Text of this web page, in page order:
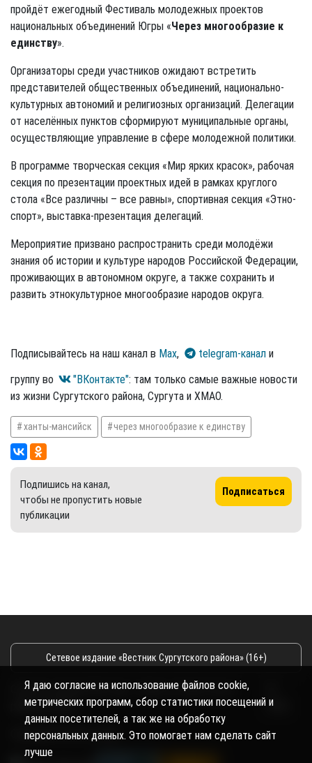
пройдёт ежегодный Фестиваль молодежных проектов
национальных объединений Югры «Через многообразие к
единству».
Организаторы среди участников ожидают встретить
представителей общественных объединений, национально-
культурных автономий и религиозных организаций. Делегации
от населённых пунктов сформируют муниципальные органы,
осуществляющие управление в сфере молодежной политики.
В программе творческая секция «Мир ярких красок», рабочая
секция по презентации проектных идей в рамках круглого
стола «Все различны – все равны», спортивная секция «Этно-
спорт», выставка-презентация делегаций.
Мероприятие призвано распространить среди молодёжи
знания об истории и культуре народов Российской Федерации,
проживающих в автономном округе, а также сохранить и
развить этнокультурное многообразие народов округа.
Подписывайтесь на наш канал в Max, telegram-канал и
группу во
"ВКонтакте": там только самые важные новости
из жизни Сургутского района, Сургута и ХМАО.
ханты-мансийск через многообразие к единству
Подпишись на канал,
чтобы не пропустить новые
публикации
Подписаться
Сетевое издание «Вестник Сургутского района» (16+)
Сетевое издание Вестник - Новости Сургутского
района и Югры
2026
Copyright © 2018- 2026
Я даю согласие на использование файлов cookie,
метрических программ, сбор статистики посещений и
данных посетителей, а так же на обработку
персональных данных. Это помогает нам сделать сайт
лучше